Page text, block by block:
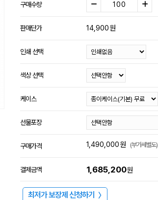
구매수량
판매단가 14,900원
인쇄 선택
색상 선택
케이스
선물포장
구매가격 1,490,000원 (부가세별도)
결제금액 1,685,200원
최저가 보장제 신청하기 〉